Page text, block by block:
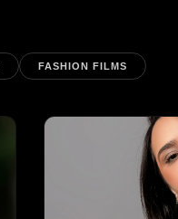
FASHION FILMS